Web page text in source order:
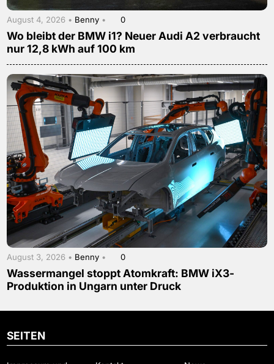
August 4, 2026 • Benny • 0
Wo bleibt der BMW i1? Neuer Audi A2 verbraucht
nur 12,8 kWh auf 100 km
August 3, 2026 • Benny • 0
Wassermangel stoppt Atomkraft: BMW iX3-
Produktion in Ungarn unter Druck
SEITEN